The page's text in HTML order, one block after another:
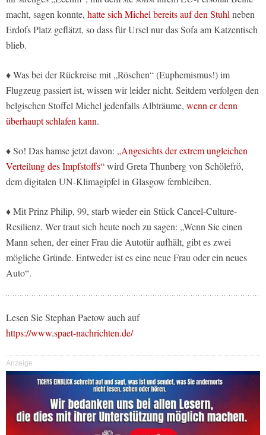
macht, sagen konnte, hatte sich Michel bereits auf den Stuhlneben
Erdofs Platz geflätzt, so dass für Ursel nur das Sofa am Katzentisch
blieb.
♦ Was bei der Rückreise mit „Röschen“ (Euphemismus!) im
Flugzeug passiert ist, wissen wir leider nicht. Seitdem verfolgen den
belgischen Stoffel Michel jedenfalls Albträume, wenn er denn
überhaupt schlafen kann.
♦ So! Das hamse jetzt davon: „Angesichts der extrem ungleichen
Verteilung des Impfstoffs“wird Greta Thunberg von Schölefrö,
dem digitalen UN-Klimagipfel in Glasgow fernbleiben.
♦ Mit Prinz Philip, 99, starb wieder ein Stück Cancel-Culture-
Resilienz. Wer traut sich heute noch zu sagen: „Wenn Sie einen
Mann sehen, der einer Frau die Autotür aufhält, gibt es zwei
mögliche Gründe. Entweder ist es eine neue Frau oder ein neues
Auto“.
Lesen Sie Stephan Paetow auch auf
https://www.spaet-nachrichten.de/
Anzeige